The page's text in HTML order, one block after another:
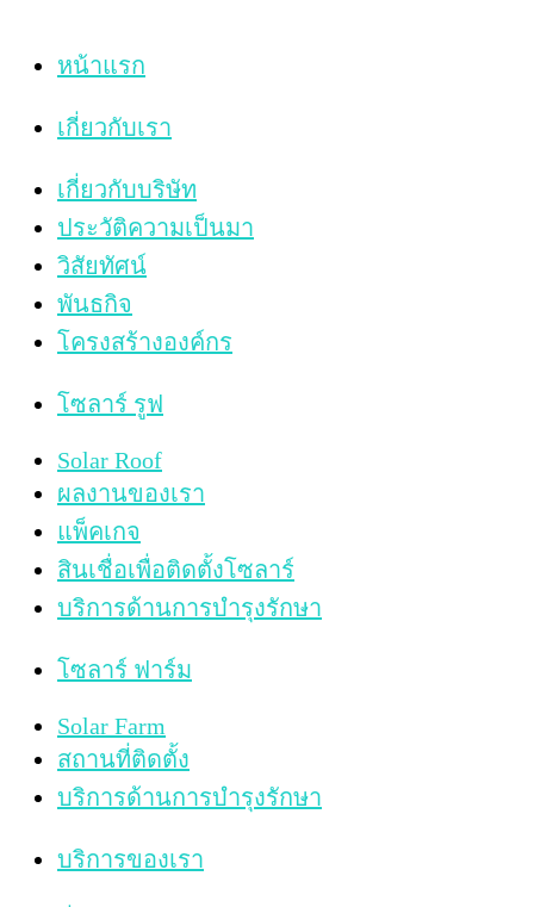
หน้าแรก
เกี่ยวกับเรา
เกี่ยวกับบริษัท
ประวัติความเป็นมา
วิสัยทัศน์
พันธกิจ
โครงสร้างองค์กร
โซลาร์ รูฟ
Solar Roof
ผลงานของเรา
แพ็คเกจ
สินเชื่อเพื่อติดตั้งโซลาร์
บริการด้านการบำรุงรักษา
โซลาร์ ฟาร์ม
Solar Farm
สถานที่ติดตั้ง
บริการด้านการบำรุงรักษา
บริการของเรา